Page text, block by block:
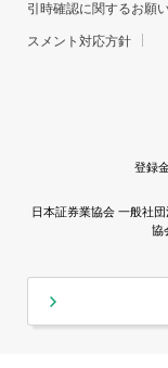
引時確認に関するお願
スメント対応方針
登録
日本証券業協会 一般社
協